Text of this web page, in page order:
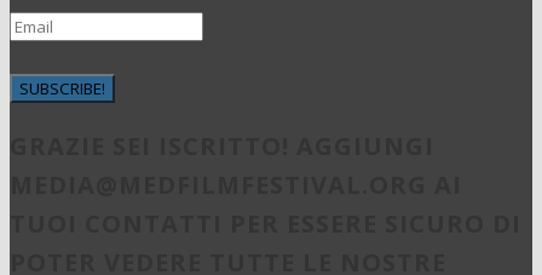
SUBSCRIBE!